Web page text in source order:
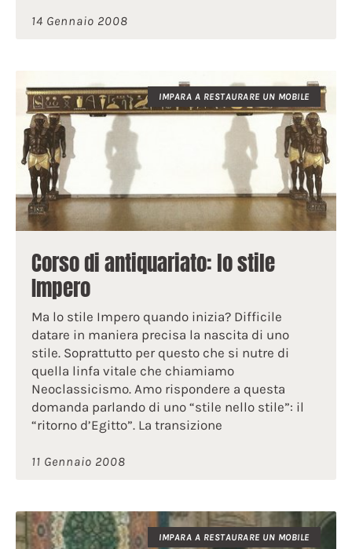
14 Gennaio 2008
IMPARA A RESTAURARE UN MOBILE
Corso di antiquariato: lo stile
Impero
Ma lo stile Impero quando inizia? Difficile
datare in maniera precisa la nascita di uno
stile. Soprattutto per questo che si nutre di
quella linfa vitale che chiamiamo
Neoclassicismo. Amo rispondere a questa
domanda parlando di uno “stile nello stile”: il
“ritorno d’Egitto”. La transizione
11 Gennaio 2008
IMPARA A RESTAURARE UN MOBILE